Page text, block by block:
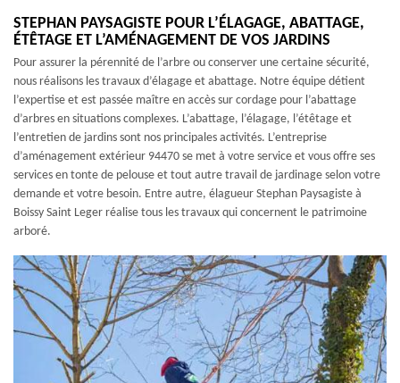
STEPHAN PAYSAGISTE POUR L’ÉLAGAGE, ABATTAGE,
ÉTÊTAGE ET L’AMÉNAGEMENT DE VOS JARDINS
Pour assurer la pérennité de l’arbre ou conserver une certaine sécurité,
nous réalisons les travaux d’élagage et abattage. Notre équipe détient
l’expertise et est passée maître en accès sur cordage pour l’abattage
d’arbres en situations complexes. L’abattage, l’élagage, l’étêtage et
l’entretien de jardins sont nos principales activités. L’entreprise
d’aménagement extérieur 94470 se met à votre service et vous offre ses
services en tonte de pelouse et tout autre travail de jardinage selon votre
demande et votre besoin. Entre autre, élagueur Stephan Paysagiste à
Boissy Saint Leger réalise tous les travaux qui concernent le patrimoine
arboré.